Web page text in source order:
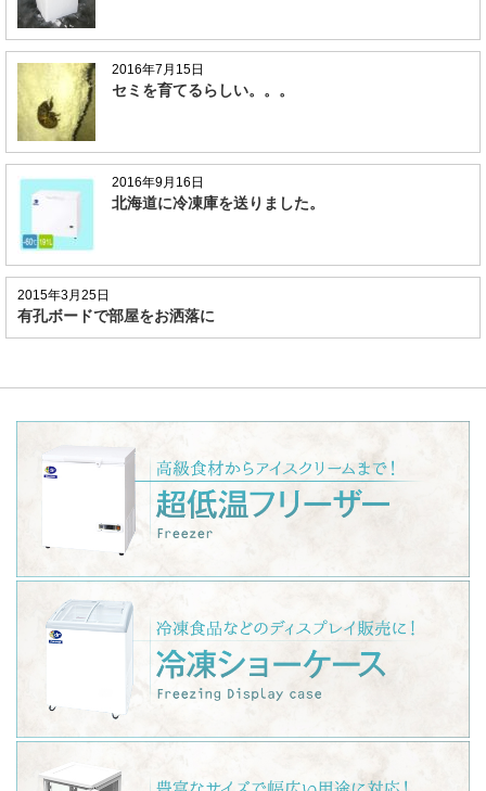
2016年7月15日
セミを育てるらしい。。。
2016年9月16日
北海道に冷凍庫を送りました。
2015年3月25日
有孔ボードで部屋をお洒落に